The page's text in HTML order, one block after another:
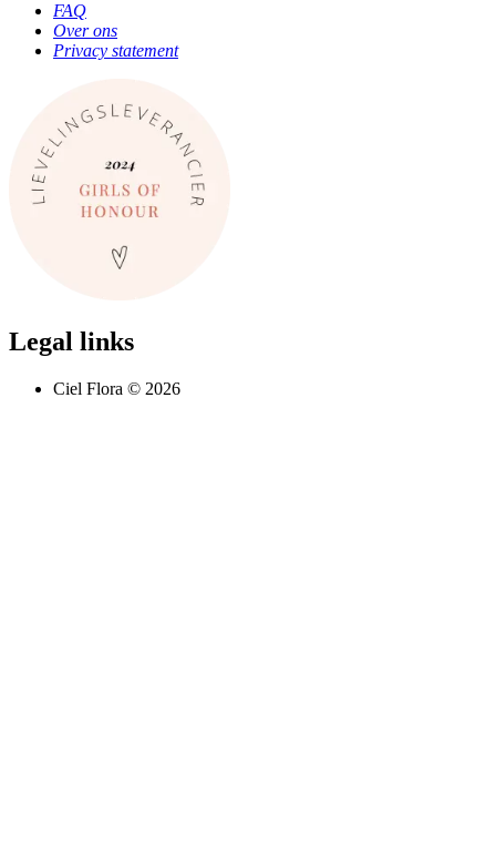
FAQ
Over ons
Privacy statement
Legal links
Ciel Flora © 2026